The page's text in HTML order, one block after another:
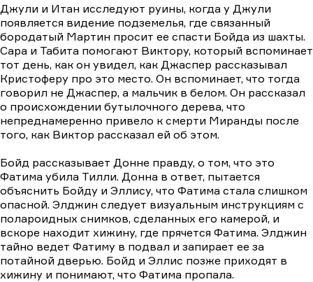
Джули и Итан исследуют руины, когда у Джули
появляется видение подземелья, где связанный
бородатый Мартин просит ее спасти Бойда из шахты.
Сара и Табита помогают Виктору, который вспоминает
тот день, как он увидел, как Джаспер рассказывал
Кристоферу про это место. Он вспоминает, что тогда
говорил не Джаспер, а мальчик в белом. Он рассказал
о происхождении бутылочного дерева, что
непреднамеренно привело к смерти Миранды после
того, как Виктор рассказал ей об этом.
Бойд рассказывает Донне правду, о том, что это
Фатима убила Тилли. Донна в ответ, пытается
объяснить Бойду и Эллису, что Фатима стала слишком
опасной. Элджин следует визуальным инструкциям с
полароидных снимков, сделанных его камерой, и
вскоре находит хижину, где прячется Фатима. Элджин
тайно ведет Фатиму в подвал и запирает ее за
потайной дверью. Бойд и Эллис позже приходят в
хижину и понимают, что Фатима пропала.